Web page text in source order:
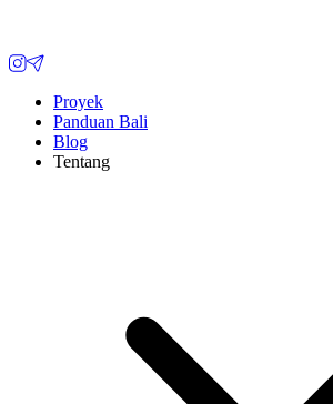
Proyek
Panduan Bali
Blog
Tentang